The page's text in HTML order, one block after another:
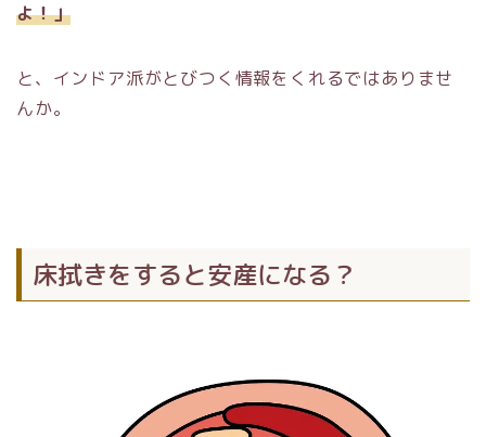
よ！」
と、インドア派がとびつく情報をくれるではありませ
んか。
床拭きをすると安産になる？